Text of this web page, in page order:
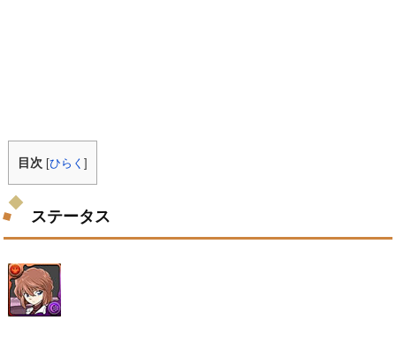
目次 [ひらく]
ステータス